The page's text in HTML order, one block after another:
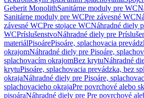
Geberit MonolithSanitárne moduly pre WC
Sanitárne moduly pre WCPre závesné WC
závesné WCPre stojace WCNáhradné diely
WCPríslušenstvoNáhradné diely pre
materiálPisoárePisoáre, splachovacia
okrajomNáhradné diely pre Pisoáre,
splachovacím okrajomBez krytuNáhradné
krytuPisoáre, splachovacia prevádzka, bez
okrajaNáhradné diely pre Pisoáre,
splachovacieho okrajaPre povrchové alebo
pisoáraNáhradné diely pre Pre povrchové